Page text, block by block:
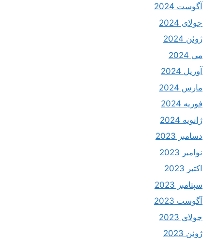
آگوست 2024
جولای 2024
ژوئن 2024
می 2024
آوریل 2024
مارس 2024
فوریه 2024
ژانویه 2024
دسامبر 2023
نوامبر 2023
اکتبر 2023
سپتامبر 2023
آگوست 2023
جولای 2023
ژوئن 2023